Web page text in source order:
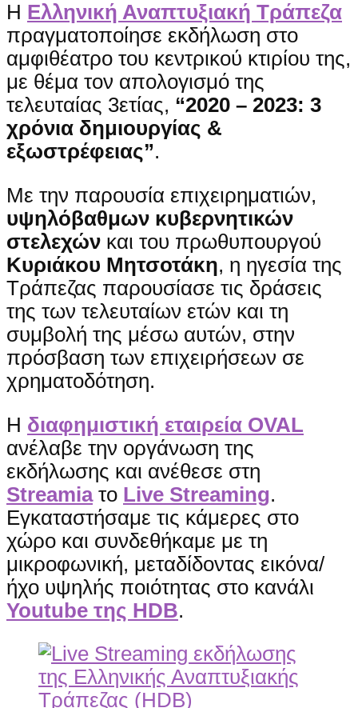
Η Ελληνική Αναπτυξιακή Τράπεζα
πραγματοποίησε εκδήλωση στο
αμφιθέατρο του κεντρικού κτιρίου της,
με θέμα τον απολογισμό της
τελευταίας 3ετίας, “2020 – 2023: 3
χρόνια δημιουργίας &
εξωστρέφειας”.
Με την παρουσία επιχειρηματιών,
υψηλόβαθμων κυβερνητικών
στελεχών και του πρωθυπουργού
Κυριάκου Μητσοτάκη, η ηγεσία της
Τράπεζας παρουσίασε τις δράσεις
της των τελευταίων ετών και τη
συμβολή της μέσω αυτών, στην
πρόσβαση των επιχειρήσεων σε
χρηματοδότηση.
Η διαφημιστική εταιρεία OVAL
ανέλαβε την οργάνωση της
εκδήλωσης και ανέθεσε στη
Streamiaτο Live Streaming.
Εγκαταστήσαμε τις κάμερες στο
χώρο και συνδεθήκαμε με τη
μικροφωνική, μεταδίδοντας εικόνα/
ήχο υψηλής ποιότητας στο κανάλι
Youtube της HDB.